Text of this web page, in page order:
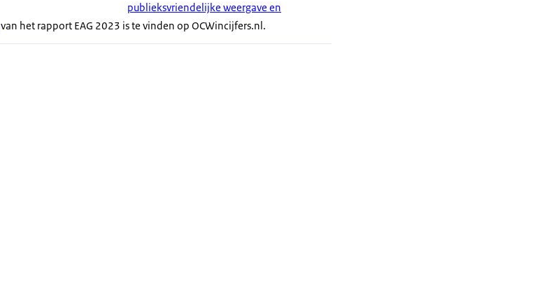
publieksvriendelijke weergave en
van het rapport EAG 2023 is te vinden op OCWincijfers.nl.